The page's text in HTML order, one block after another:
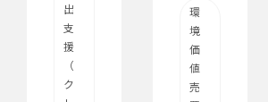
出
支
援
（
ク
環
境
価
値
売